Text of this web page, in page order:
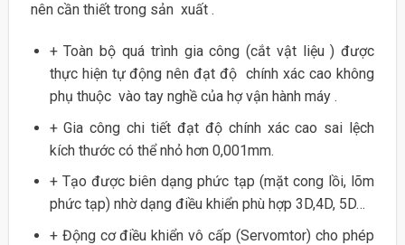
nên cần thiết trong sản xuất .
+ Toàn bộ quá trình gia công (cắt vật liệu ) được
thực hiện tự động nên đạt độ chính xác cao không
phụ thuộc vào tay nghề của hợ vận hành máy .
+ Gia công chi tiết đạt độ chính xác cao sai lệch
kích thước có thể nhỏ hơn 0,001mm.
+ Tạo được biên dạng phức tạp (mặt cong lồi, lõm
phức tạp) nhờ dạng điều khiển phù hợp 3D,4D, 5D…
+ Động cơ điều khiển vô cấp (Servomtor) cho phép